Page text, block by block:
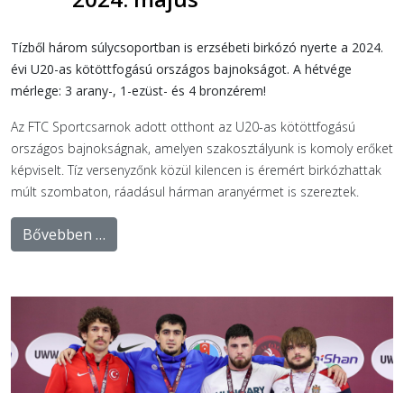
Tízből három súlycsoportban is erzsébeti birkózó nyerte a 2024.
évi U20-as kötöttfogású országos bajnokságot. A hétvége
mérlege: 3 arany-, 1-ezüst- és 4 bronzérem!
Az FTC Sportcsarnok adott otthont az U20-as kötöttfogású
országos bajnokságnak, amelyen szakosztályunk is komoly erőket
képviselt. Tíz versenyzőnk közül kilencen is éremért birkózhattak
múlt szombaton, ráadásul hárman aranyérmet is szereztek.
Bővebben …